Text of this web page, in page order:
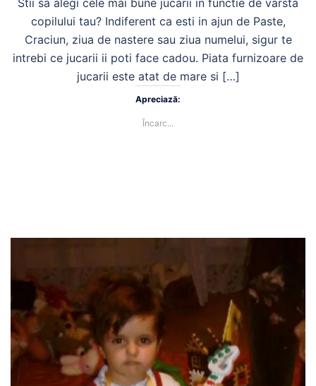
Stii sa alegi cele mai bune jucarii in functie de varsta
copilului tau? Indiferent ca esti in ajun de Paste,
Craciun, ziua de nastere sau ziua numelui, sigur te
intrebi ce jucarii ii poti face cadou. Piata furnizoare de
jucarii este atat de mare si […]
Apreciază:
Încarc...